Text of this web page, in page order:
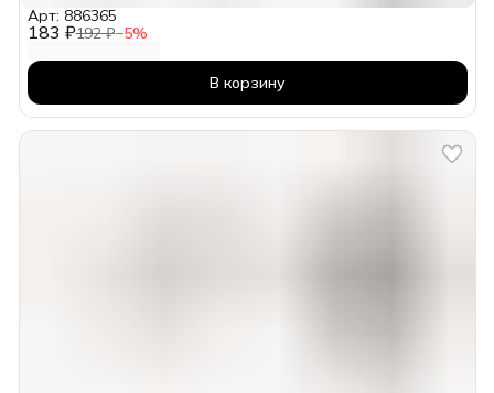
183 ₽192 ₽−5%
Арт: 886365
В корзину